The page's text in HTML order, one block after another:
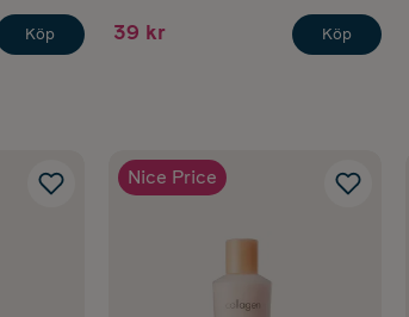
Köp 39 kr Köp
Nice Price